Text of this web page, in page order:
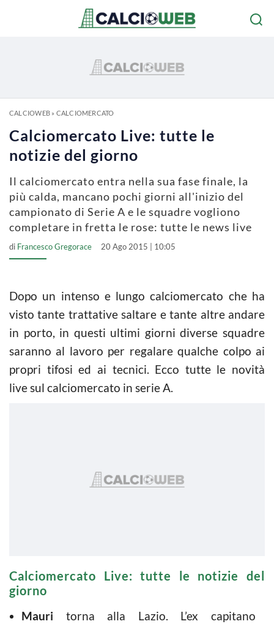
CALCIOWEB» CALCIOMERCATO
Calciomercato Live: tutte le
notizie del giorno
Il calciomercato entra nella sua fase finale, la
più calda, mancano pochi giorni all'inizio del
campionato di Serie A e le squadre vogliono
completare in fretta le rose: tutte le news live
di Francesco Gregorace 20 Ago 2015 | 10:05
Dopo un intenso e lungo calciomercato che ha
visto tante trattative saltare e tante altre andare
in porto, in questi ultimi giorni diverse squadre
saranno al lavoro per regalare qualche colpo ai
propri tifosi ed ai tecnici. Ecco tutte le novità
live sul calciomercato in serie A.
Calciomercato Live: tutte le notizie del
giorno
Mauri torna alla Lazio. L’ex capitano